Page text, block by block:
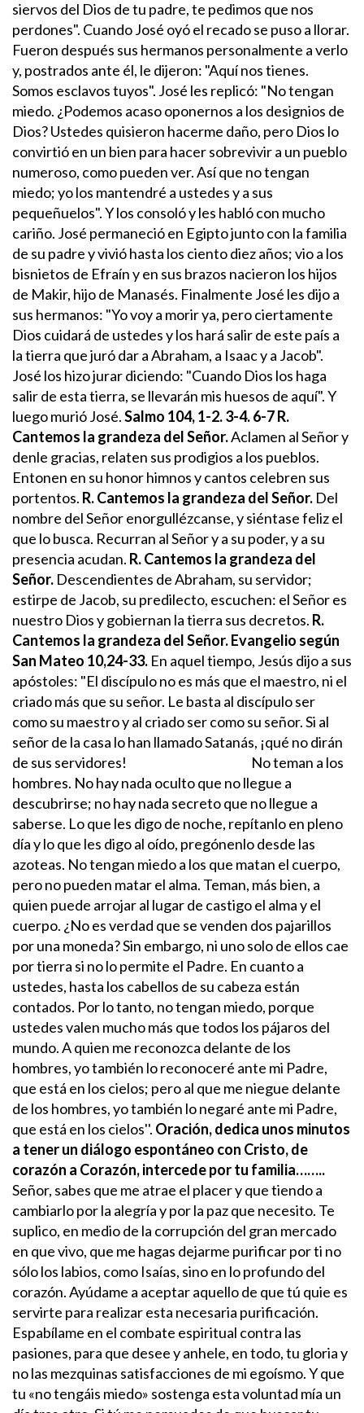
siervos del Dios de tu padre, te pedimos que nos
perdones". Cuando José oyó el recado se puso a llorar.
Fueron después sus hermanos personalmente a verlo
y, postrados ante él, le dijeron: "Aquí nos tienes.
Somos esclavos tuyos". José les replicó: "No tengan
miedo. ¿Podemos acaso oponernos a los designios de
Dios? Ustedes quisieron hacerme daño, pero Dios lo
convirtió en un bien para hacer sobrevivir a un pueblo
numeroso, como pueden ver. Así que no tengan
miedo; yo los mantendré a ustedes y a sus
pequeñuelos". Y los consoló y les habló con mucho
cariño. José permaneció en Egipto junto con la familia
de su padre y vivió hasta los ciento diez años; vio a los
bisnietos de Efraín y en sus brazos nacieron los hijos
de Makir, hijo de Manasés. Finalmente José les dijo a
sus hermanos: "Yo voy a morir ya, pero ciertamente
Dios cuidará de ustedes y los hará salir de este país a
la tierra que juró dar a Abraham, a Isaac y a Jacob".
José los hizo jurar diciendo: "Cuando Dios los haga
salir de esta tierra, se llevarán mis huesos de aquí". Y
luego murió José.Salmo 104, 1-2. 3-4. 6-7R.
Cantemos la grandeza del Señor.Aclamen al Señor y
denle gracias, relaten sus prodigios a los pueblos.
Entonen en su honor himnos y cantos celebren sus
portentos. R. Cantemos la grandeza del Señor. Del
nombre del Señor enorgullézcanse,y siéntase feliz el
que lo busca. Recurran al Señor y a su poder,y a su
presencia acudan. R. Cantemos la grandeza del
Señor. Descendientes de Abraham, su servidor;
estirpe de Jacob, su predilecto, escuchen: el Señor es
nuestro Diosy gobiernan la tierra sus decretos. R.
Cantemos la grandeza del Señor.Evangelio según
San Mateo 10,24-33. En aquel tiempo, Jesús dijo a sus
apóstoles: "El discípulo no es más que el maestro, ni el
criado más que su señor. Le basta al discípulo ser
como su maestro y al criado ser como su señor. Si al
señor de la casa lo han llamado Satanás, ¡qué no dirán
de sus servidores!
No teman a los
hombres. No hay nada oculto que no llegue a
descubrirse; no hay nada secreto que no llegue a
saberse. Lo que les digo de noche, repítanlo en pleno
día y lo que les digo al oído, pregónenlo desde las
azoteas. No tengan miedo a los que matan el cuerpo,
pero no pueden matar el alma. Teman, más bien, a
quien puede arrojar al lugar de castigo el alma y el
cuerpo. ¿No es verdad que se venden dos pajarillos
por una moneda? Sin embargo, ni uno solo de ellos cae
por tierra si no lo permite el Padre. En cuanto a
ustedes, hasta los cabellos de su cabeza están
contados. Por lo tanto, no tengan miedo, porque
ustedes valen mucho más que todos los pájaros del
mundo.A quien me reconozca delante de los
hombres, yo también lo reconoceré ante mi Padre,
que está en los cielos; pero al que me niegue delante
de los hombres, yo también lo negaré ante mi Padre,
que está en los cielos''. Oración, dedica unos minutos
a tener un diálogo espontáneo con Cristo, de
corazón a Corazón, intercede por tu familia……..
Señor, sabes que me atrae el placer y que tiendo a
cambiarlo por la alegría y por la paz que necesito. Te
suplico, en medio de la corrupción del gran mercado
en que vivo, que me hagas dejarme purificar por ti no
sólo los labios, como Isaías, sino en lo profundo del
corazón.Ayúdame a aceptar aquello de que tú quie es
servirte para realizar esta necesaria purificación.
Espabílame en el combate espiritual contra las
pasiones, para que desee y anhele, en todo, tu gloria y
no las mezquinas satisfacciones de mi egoísmo. Y que
tu «no tengáis miedo» sostenga esta voluntad mía un